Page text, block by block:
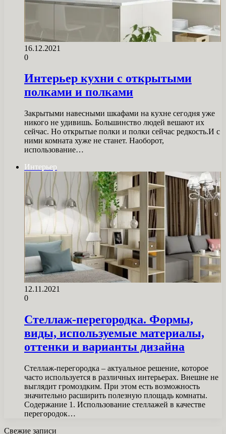
16.12.2021
0
Интерьер кухни с открытыми
полками и полками
Закрытыми навесными шкафами на кухне сегодня уже
никого не удивишь. Большинство людей вешают их
сейчас. Но открытые полки и полки сейчас редкость.И с
ними комната хуже не станет. Наоборот,
использование…
Интерьер
12.11.2021
0
Стеллаж-перегородка. Формы,
виды, используемые материалы,
оттенки и варианты дизайна
Стеллаж-перегородка – актуальное решение, которое
часто используется в различных интерьерах. Внешне не
выглядит громоздким. При этом есть возможность
значительно расширить полезную площадь комнаты.
Содержание 1. Использование стеллажей в качестве
перегородок…
Свежие записи